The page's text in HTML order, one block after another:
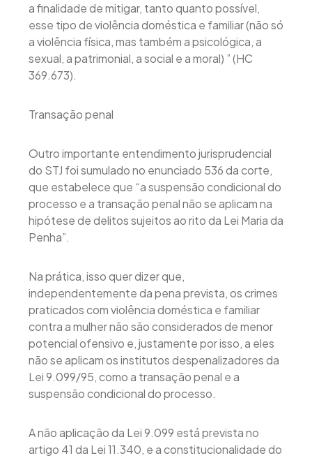
a finalidade de mitigar, tanto quanto possível,
esse tipo de violência doméstica e familiar (não só
a violência física, mas também a psicológica, a
sexual, a patrimonial, a social e a moral) ” (HC
369.673).
Transação penal
Outro importante entendimento jurisprudencial
do STJ foi sumulado no enunciado 536 da corte,
que estabelece que “a suspensão condicional do
processo e a transação penal não se aplicam na
hipótese de delitos sujeitos ao rito da Lei Maria da
Penha”.
Na prática, isso quer dizer que,
independentemente da pena prevista, os crimes
praticados com violência doméstica e familiar
contra a mulher não são considerados de menor
potencial ofensivo e, justamente por isso, a eles
não se aplicam os institutos despenalizadores da
Lei 9.099/95, como a transação penal e a
suspensão condicional do processo.
A não aplicação da Lei 9.099 está prevista no
artigo 41 da Lei 11.340, e a constitucionalidade do